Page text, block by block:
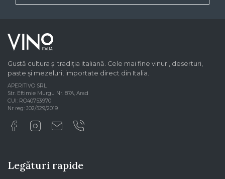
Gustă cultura și tradiția italiană. Cele mai fine vinuri, deserturi,
paste și mezeluri, importate direct din Italia.
APERITIVO SRL
Str. Eftimie Murgu Nr. 87A, Arad
CUI: RO40753970
Nr reg: J02/529/2019
Legături rapide